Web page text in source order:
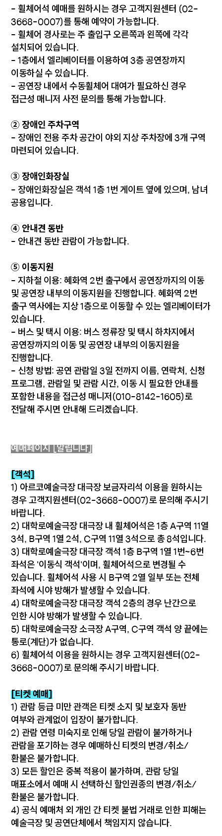
- 휠체어석 예매를 원하시는 경우 고객지원센터 (02-
3668-0007)를 통해 예약이 가능합니다.
- 휠체어 경사로는 주 출입구 오른쪽과 왼쪽에 각각
설치되어 있습니다.
- 1층에서 엘리베이터를 이용하여 3층 공연장까지
이동하실 수 있습니다.
- 공연장 내에서 수동휠체어 대여가 필요하신 경우
접근성 매니저 사전 문의를 통해 가능합니다.
② 장애인 주차구역
- 장애인 전용 주차 공간이 야외 지상 주차장에 3개 구역
마련되어 있습니다.
③ 장애인화장실
- 장애인화장실은 객석 1층 1번 게이트 옆에 있으며, 남녀
공용입니다.
④ 안내견 동반
- 안내견 동반 관람이 가능합니다.
⑤ 이동지원
- 지하철 이용: 혜화역 2번 출구에서 공연장까지의 이동
및 공연장 내부의 이동지원을 진행합니다. 혜화역 2번
출구 역사에는 지상 1층으로 이동할 수 있는 엘리베이터가
있습니다.
- 버스 및 택시 이용: 버스 정류장 및 택시 하차지에서
공연장까지의 이동 및 공연장 내부의 이동지원을
진행합니다.
- 신청 방법: 공연 관람일 3일 전까지 이름, 연락처, 신청
프로그램, 관람일 및 관람 시간, 이동 시 필요한 안내를
포함한 내용을 접근성 매니저(010-8142-1605)로
전달해 주시면 안내해 드리겠습니다.
예매페이지 [알립니다]
[객석]
1) 아르코예술극장 대극장 보금자리석 이용을 원하시는
경우 고객지원센터(02-3668-0007)로 문의해 주시기
바랍니다.
2) 대학로예술극장 대극장 내 휠체어석은 1층 A구역 11열
3석, B구역 1열 2석, C구역 11열 3석으로 총 8석입니다.
3) 대학로예술극장 대극장 객석 1층 B구역 1열 1번~6번
좌석은 '이동식 객석'이며, 휠체어석으로 변경될 수
있습니다. 휠체어석 사용 시 B구역 2열 일부 또는 전체
좌석에 시야 방해가 발생할 수 있습니다.
4) 대학로예술극장 대극장 객석 2층의 경우 난간으로
인한 시야 방해가 발생할 수 있습니다.
5) 대학로예술극장 소극장 A구역, C구역 객석 양 끝에는
통로(계단)가 없습니다.
6) 휠체어석 이용을 원하시는 경우 고객지원센터(02-
3668-0007)로 문의해 주시기 바랍니다.
[티켓 예매]
1) 관람 등급 미만 관객은 티켓 소지 및 보호자 동반
여부와 관계없이 입장이 불가합니다.
2) 관람 연령 미숙지로 인해 당일 관람이 불가하거나
관람을 포기하는 경우 예매하신 티켓의 변경/취소/
환불은 불가합니다.
3) 모든 할인은 중복 적용이 불가하며, 관람 당일
매표소에서 예매 시 선택하신 할인권종의 변경/취소/
환불은 불가합니다.
4) 공식 예매처 외 개인 간 티켓 불법 거래로 인한 피해는
예술극장 및 공연단체에서 책임지지 않습니다.